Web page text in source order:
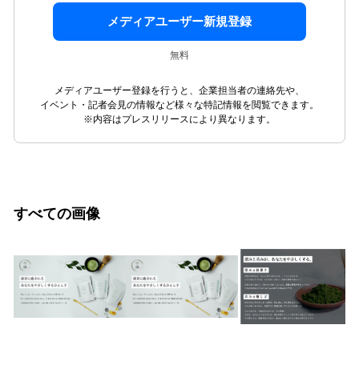
メディアユーザー新規登録
無料
メディアユーザー登録を行うと、企業担当者の連絡先や、
イベント・記者会見の情報など様々な特記情報を閲覧できます。
※内容はプレスリリースにより異なります。
すべての画像